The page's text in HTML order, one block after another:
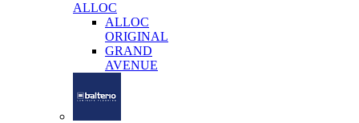
ALLOC
ALLOC
ORIGINAL
GRAND
AVENUE